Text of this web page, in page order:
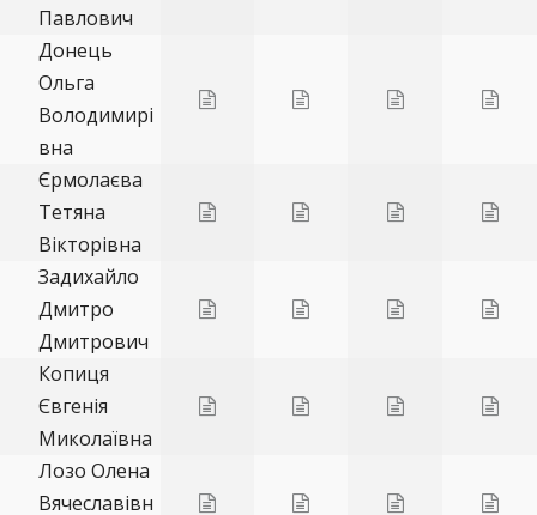
Павлович
Донець
Ольга
Володимирі
вна
Єрмолаєва
Тетяна
Вікторівна
Задихайло
Дмитро
Дмитрович
Копиця
Євгенія
Миколаївна
Лозо Олена
Вячеславівн